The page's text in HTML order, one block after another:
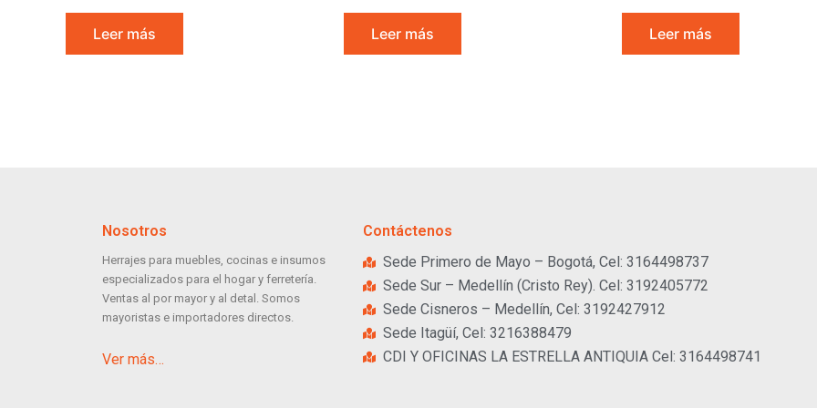
Leer más Leer más Leer más
Nosotros
Herrajes para muebles, cocinas e insumos
especializados para el hogar y ferretería.
Ventas al por mayor y al detal. Somos
mayoristas e importadores directos.
Ver más…
Contáctenos
Sede Primero de Mayo – Bogotá, Cel: 3164498737
Sede Sur – Medellín (Cristo Rey). Cel: 3192405772
Sede Cisneros – Medellín, Cel: 3192427912
Sede Itagüí, Cel: 3216388479
CDI Y OFICINAS LA ESTRELLA ANTIQUIA Cel: 3164498741